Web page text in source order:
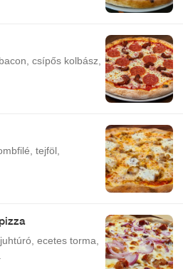
csípős kolbász,
tejföl,
ecetes torma,